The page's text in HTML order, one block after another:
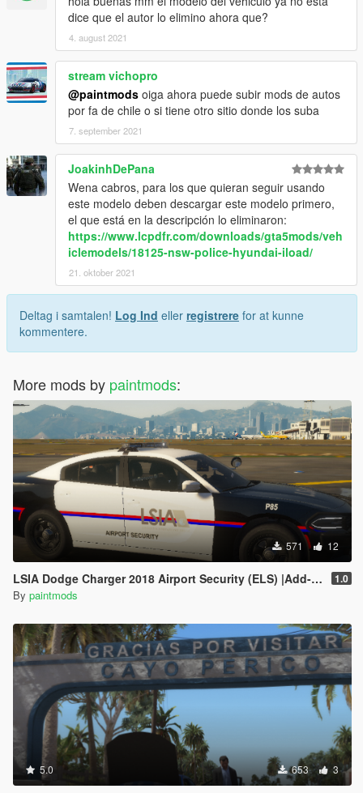
dice que el autor lo elimino ahora que?
4. august 2021
stream vichopro
@paintmods oiga ahora puede subir mods de autos
por fa de chile o si tiene otro sitio donde los suba
7. september 2021
JoakinhDePana
Wena cabros, para los que quieran seguir usando
este modelo deben descargar este modelo primero,
el que está en la descripción lo eliminaron:
https://www.lcpdfr.com/downloads/gta5mods/veh
iclemodels/18125-nsw-police-hyundai-iload/
21. oktober 2021
Deltag i samtalen! Log Ind eller registrere for at kunne
kommentere.
More mods by paintmods:
571 12
LSIA Dodge Charger 2018 Airport Security (ELS) |Add-On| 1.0
By paintmods
5.0 653 3